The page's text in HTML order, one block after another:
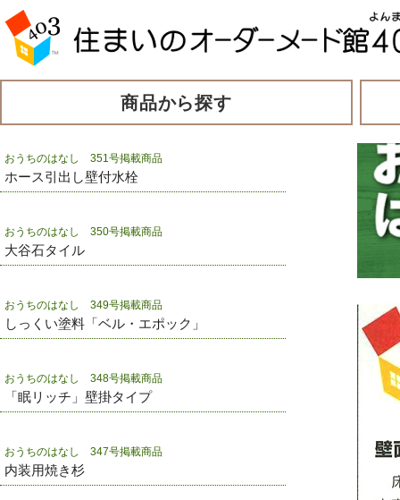
商品から探す
おうちのはなし 351号掲載商品
ホース引出し壁付水栓
おうちのはなし 350号掲載商品
大谷石タイル
おうちのはなし 349号掲載商品
しっくい塗料「ベル・エポック」
おうちのはなし 348号掲載商品
「眠リッチ」壁掛タイプ
おうちのはなし 347号掲載商品
内装用焼き杉